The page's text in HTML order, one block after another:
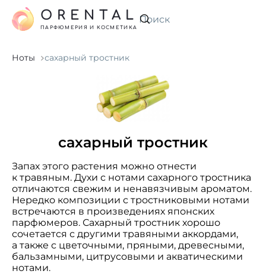
Искать
ORENTAL
ПАРФЮМЕРИЯ И КОСМЕТИКА
Ноты сахарный тростник
сахарный тростник
Запах этого растения можно отнести
к травяным. Духи с нотами сахарного тростника
отличаются свежим и ненавязчивым ароматом.
Нередко композиции с тростниковыми нотами
встречаются в произведениях японских
парфюмеров. Сахарный тростник хорошо
сочетается с другими травяными аккордами,
а также с цветочными, пряными, древесными,
бальзамными, цитрусовыми и акватическими
нотами.